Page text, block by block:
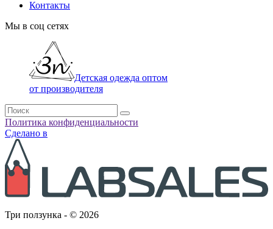
Контакты
Мы в соц сетях
Детская одежда оптом
от производителя
Политика конфиденциальности
Сделано в
Три ползунка - © 2026